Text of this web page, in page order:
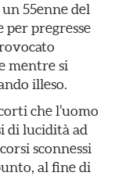
55enne del
per pregresse
mentre si
illeso.
che l’uomo
di lucidità ad
sconnessi
al fine di